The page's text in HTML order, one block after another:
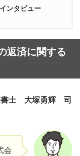
ンタビュー
返済に関する
書士 大塚勇輝 司
会